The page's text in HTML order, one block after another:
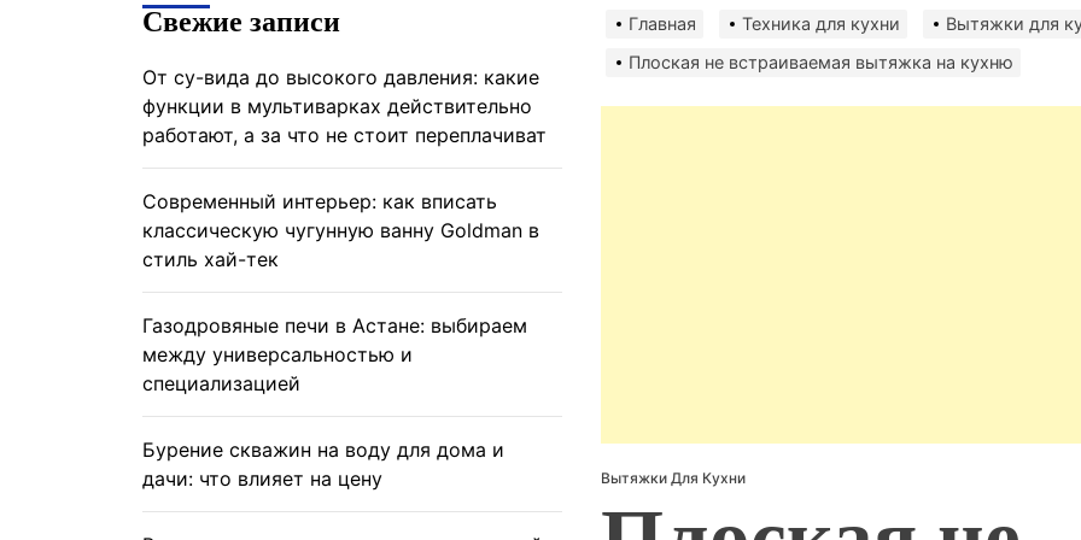
Главная Техника для кухни
Вытяжки для
Плоская не встраиваемая вытяжка на кухню
Вытяжки Для Кухни
Свежие записи
От су-вида до высокого давления: какие
функции в мультиварках действительно
работают, а за что не стоит переплачиват
Современный интерьер: как вписать
классическую чугунную ванну Goldman в
стиль хай-тек
Газодровяные печи в Астане: выбираем
между универсальностью и
специализацией
Бурение скважин на воду для дома и
дачи: что влияет на цену